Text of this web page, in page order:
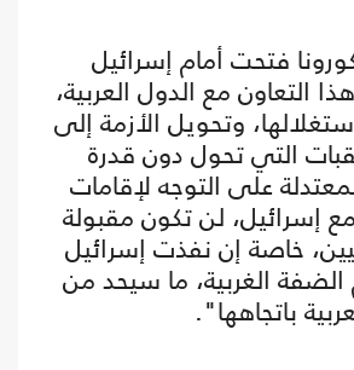
فتحت أمام إسرائيل
التعاون مع الدول العربية،
وتحويل الأزمة إلى
التي تحول دون قدرة
على التوجه لإقامات
إسرائيل، لن تكون مقبولة
خاصة إن نفذت إسرائيل
الغربية، ما سيحد من
باتجاهها".